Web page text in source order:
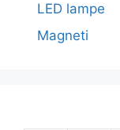
LED lampe
Magneti